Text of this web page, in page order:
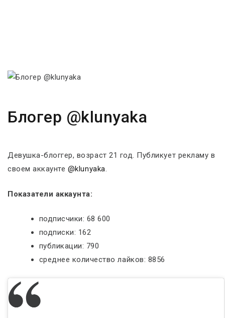
Блогер @klunyaka
Девушка-блоггер, возраст 21 год. Публикует рекламу в
своем аккаунте @klunyaka.
Показатели аккаунта:
подписчики: 68 600
подписки: 162
публикации: 790
среднее количество лайков: 8856